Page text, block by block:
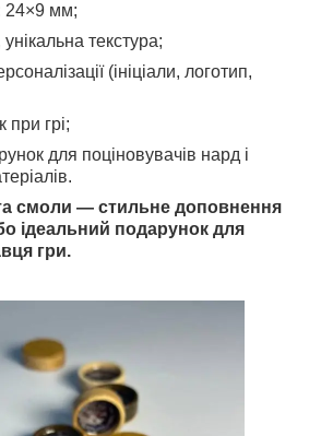
24×9 мм;
текстура;
(ініціали, логотип,
при грі;
для поціновувачів нард і
смоли — стильне доповнення
ідеальний подарунок для
гри.